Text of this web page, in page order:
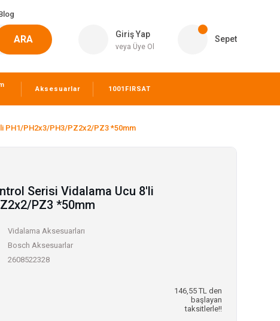
ARA Giriş Yap
veya Üye Ol
Sepet
Aksesuarlar 1001FIRSAT
PH1/PH2x3/PH3/PZ2x2/PZ3 *50mm
Serisi Vidalama Ucu 8'li
PZ3 *50mm
Vidalama Aksesuarları
Bosch Aksesuarlar
2608522328
146,55 TL den
başlayan
taksitlerle!!